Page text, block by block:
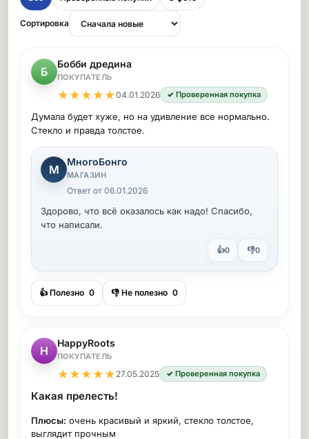
Сортировка
Б
Бобби дредина
ПОКУПАТЕЛЬ
★ ★ ★ ★ ★04.01.2026 ✓ Проверенная покупка
Думала будет хуже, но на удивление все нормально.
Стекло и правда толстое.
М
МногоБонго
МАГАЗИН
Ответ от 06.01.2026
Здорово, что всё оказалось как надо! Спасибо,
что написали.
👍0 👎0
👍 Полезно 0 👎 Не полезно 0
H
HappyRoots
ПОКУПАТЕЛЬ
★ ★ ★ ★ ★ 27.05.2025 ✓ Проверенная покупка
Какая прелесть!
Плюсы: очень красивый и яркий, стекло толстое,
выглядит прочным